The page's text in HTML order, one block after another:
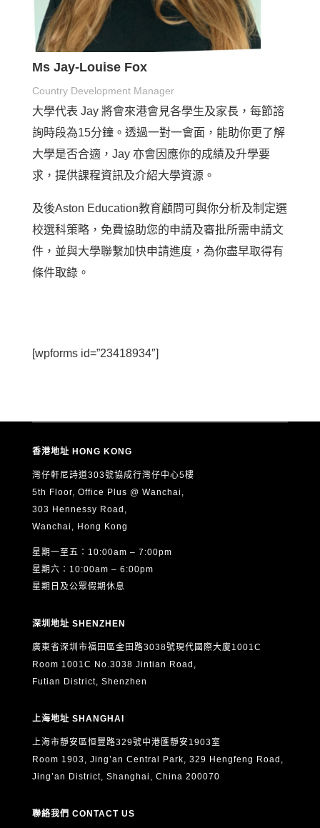
Ms Jay-Louise Fox
Country Development Manager
大學代表 Jay 將會來港會見各學生及家長，每節諮
詢時段為15分鐘。透過一對一會面，能助你更了解
大學是否合適，Jay 亦會因應你的成績及升學要
求，提供課程資訊及介紹大學資源。
及後Aston Education教育顧問可與你分析及制定選
校選科策略，免費協助您的申請及審批所需申請文
件，並與大學聯繫加快申請進度，為你盡早取得有
條件取錄。
[wpforms id=”23418934″]
香港地址 HONG KONG
灣仔軒尼詩道303號協成行灣仔中心5樓
5th Floor, Office Plus @ Wanchai,
303 Hennessy Road,
Wanchai, Hong Kong
星期一至五：10:00am – 7:00pm
星期六：10:00am – 6:00pm
星期日及公眾假期休息
深圳地址 SHENZHEN
廣東省深圳市福田區金田路3038號現代國際大廈1001C
Room 1001C No.3038 Jintian Road,
Futian District, Shenzhen
上海地址 SHANGHAI
上海市靜安區恒豐路329號中港匯靜安1903室
Room 1903, Jing’an Central Park, 329 Hengfeng Road,
Jing’an District, Shanghai, China 200070
聯絡我們 CONTACT US